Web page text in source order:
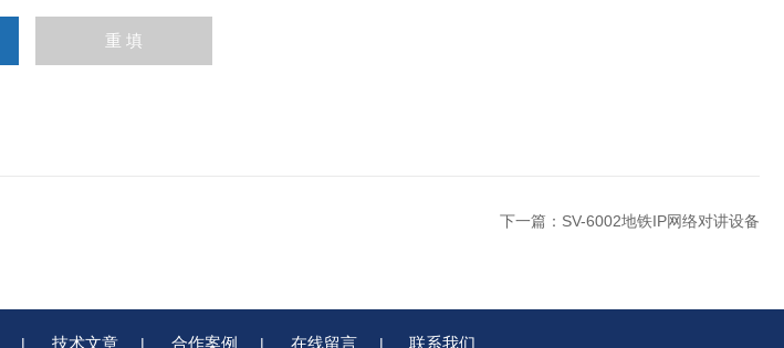
下一篇： SV-6002地铁IP网络对讲设备
| 技术文章 | 合作案例 | 在线留言 | 联系我们